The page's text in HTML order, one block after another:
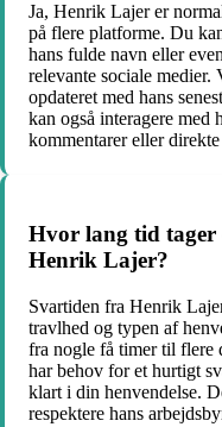
Ja, Henrik Lajer er
på flere platforme. Du
hans fulde navn eller
relevante sociale
opdateret med hans
kan også interagere med
kommentarer eller direkte
Hvor lang tid
Henrik Lajer?
Svartiden fra Henrik
travlhed og typen af
fra nogle få timer til flere
har behov for et hurtigt
klart i din henvendelse.
respektere hans